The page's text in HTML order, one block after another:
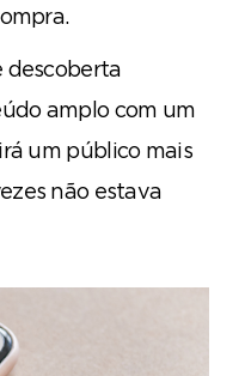
descoberta
amplo com um
um público mais
não estava